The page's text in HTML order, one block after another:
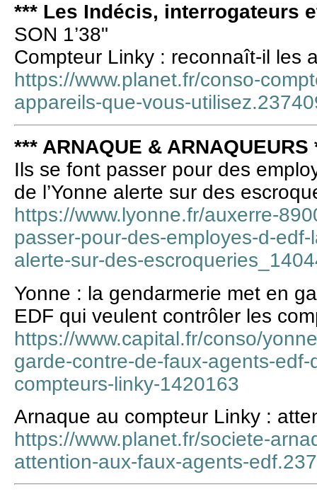
*** Les Indécis, interrogateurs
SON 1’38"
Compteur Linky : reconnaît-il les
https://www.planet.fr/conso-
appareils-que-vous-
*** ARNAQUE & ARNAQUEURS
Ils se font passer pour des
de l’Yonne alerte sur des
https://www.lyonne.fr/auxerre-
passer-pour-des-employes-d-
alerte-sur-des-
Yonne : la gendarmerie met en
EDF qui veulent contrôler les
https://www.capital.fr/conso/
garde-contre-de-faux-agents-
compteurs-linky-1420163
Arnaque au compteur Linky :
https://www.planet.fr/societe-
attention-aux-faux-agents-